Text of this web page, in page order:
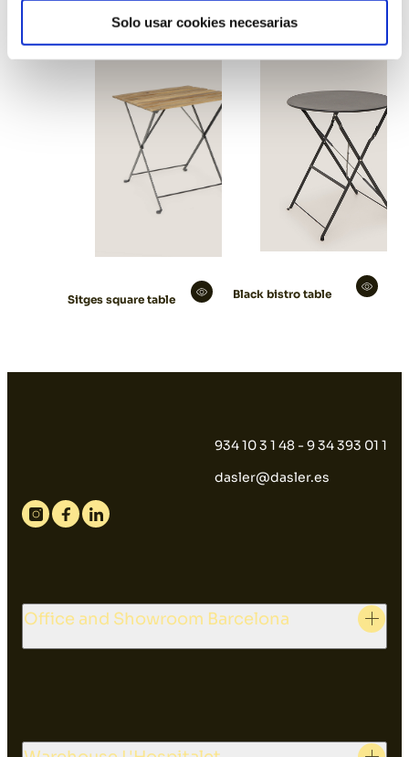
Solo usar cookies necesarias
Sitges square table Black bistro table
934 10 3 1 48 - 9 34 393 01 1
dasler@dasler.es
Instagram
FacebookLinkedin
Office and Showroom Barcelona